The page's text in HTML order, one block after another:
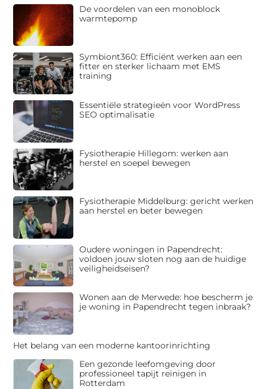
De voordelen van een monoblock
warmtepomp
Symbiont360: Efficiënt werken aan een
fitter en sterker lichaam met EMS
training
Essentiële strategieën voor WordPress
SEO optimalisatie
Fysiotherapie Hillegom: werken aan
herstel en soepel bewegen
Fysiotherapie Middelburg: gericht werken
aan herstel en beter bewegen
Oudere woningen in Papendrecht:
voldoen jouw sloten nog aan de huidige
veiligheidseisen?
Wonen aan de Merwede: hoe bescherm je
je woning in Papendrecht tegen inbraak?
Het belang van een moderne kantoorinrichting
Een gezonde leefomgeving door
professioneel tapijt reinigen in
Rotterdam